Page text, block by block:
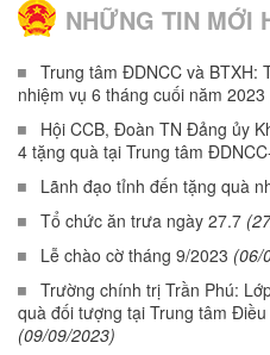
NHỮNG TIN MỚI
Trung tâm ĐDNCC và BTXH:
nhiệm vụ 6 tháng cuối năm 2023
Hội CCB, Đoàn TN Đảng ủy
4 tặng quà tại Trung tâm
Lãnh đạo tỉnh đến tặng quà
Tổ chức ăn trưa ngày 27.7
Lễ chào cờ tháng 9/2023 (06/
Trường chính trị Trần Phú:
quà đối tượng tại Trung tâm
(09/09/2023)